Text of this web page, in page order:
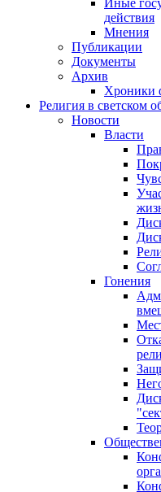
Иные
действия
Мнения
Публикации
Документы
Архив
Хроники
Религия в светском
Новости
Власти
Гонения